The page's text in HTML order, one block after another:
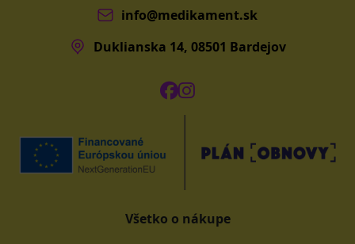
info@medikament.sk
Duklianska 14, 08501 Bardejov
Všetko o nákupe